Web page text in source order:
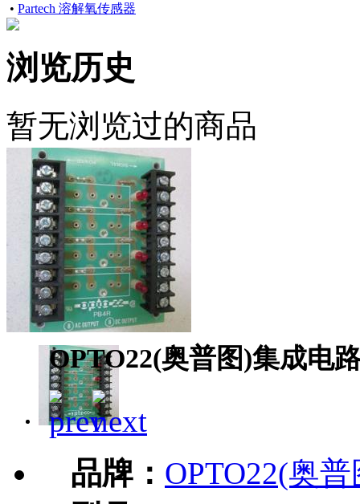
• Partech 溶解氧传感器
浏览历史
暂无浏览过的商品
OPTO22(奥普图)集成电
品牌： OPTO22(奥